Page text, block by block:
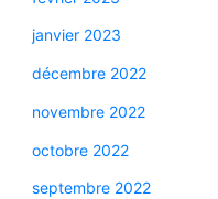
janvier 2023
décembre 2022
novembre 2022
octobre 2022
septembre 2022